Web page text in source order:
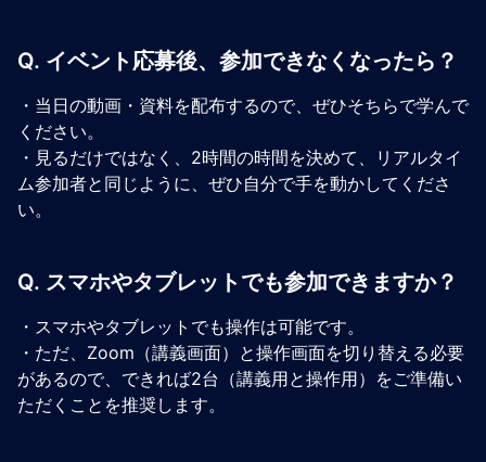
Q. イベント応募後、参加できなくなったら？
・当日の動画・資料を配布するので、ぜひそちらで学んで
ください。
・見るだけではなく、2時間の時間を決めて、リアルタイ
ム参加者と同じように、ぜひ自分で手を動かしてくださ
い。
Q. スマホやタブレットでも参加できますか？
・スマホやタブレットでも操作は可能です。
・ただ、Zoom（講義画面）と操作画面を切り替える必要
があるので、できれば2台（講義用と操作用）をご準備い
ただくことを推奨します。